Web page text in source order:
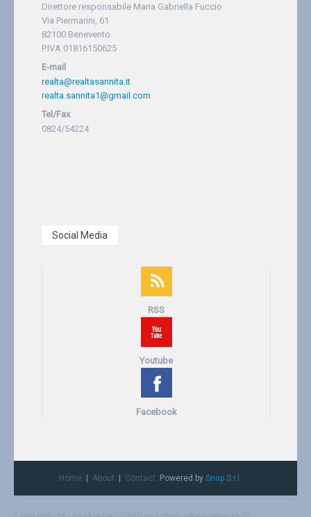
Direttore responsabile Maria Gabriella Fuccio
Via Piermarini, 61
82100 Benevento
P.IVA 01816150625
E-mail
realta@realtasannita.it
realta.sannita1@gmail.com
Tel/Fax
0824/54224
Social Media
RSS
Youtube
Facebook
Home About Contact Powered by Snap S.r.l.